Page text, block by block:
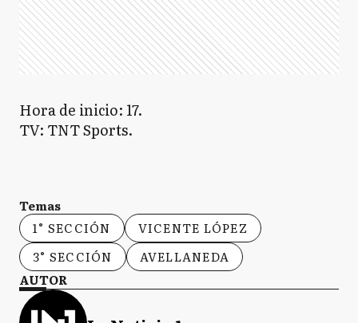
Hora de inicio: 17.
TV: TNT Sports.
Temas
1° SECCIÓN
VICENTE LÓPEZ
3° SECCIÓN
AVELLANEDA
AUTOR